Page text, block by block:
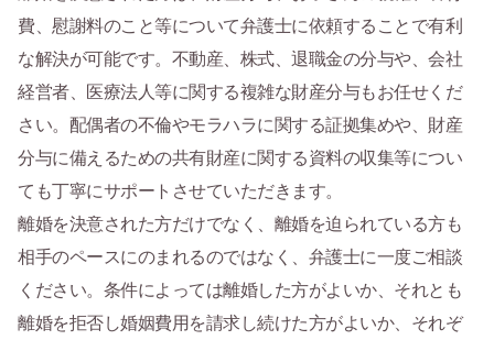
費、慰謝料のこと等について弁護士に依頼することで有利
な解決が可能です。不動産、株式、退職金の分与や、会社
経営者、医療法人等に関する複雑な財産分与もお任せくだ
さい。配偶者の不倫やモラハラに関する証拠集めや、財産
分与に備えるための共有財産に関する資料の収集等につい
ても丁寧にサポートさせていただきます。
離婚を決意された方だけでなく、離婚を迫られている方も
相手のペースにのまれるのではなく、弁護士に一度ご相談
ください。条件によっては離婚した方がよいか、それとも
離婚を拒否し婚姻費用を請求し続けた方がよいか、それぞ